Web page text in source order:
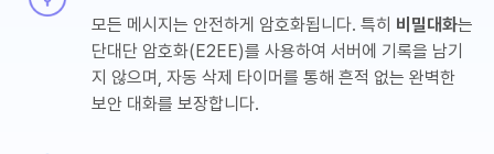
모든 메시지는 안전하게 암호화됩니다. 특히 비밀대화는
단대단 암호화(E2EE)를 사용하여 서버에 기록을 남기
지 않으며, 자동 삭제 타이머를 통해 흔적 없는 완벽한
보안 대화를 보장합니다.